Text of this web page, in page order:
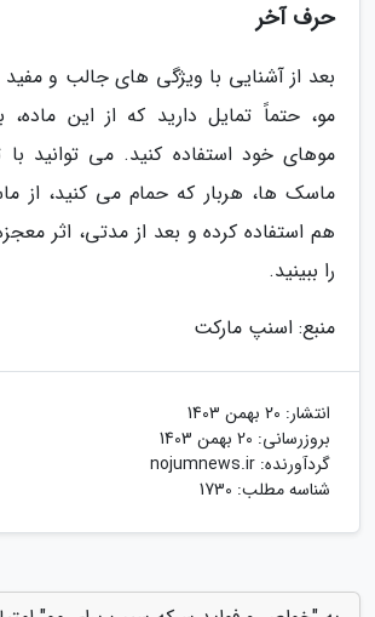
حرف آخر
بعد از آشنایی با ویژگی های جالب و
مو، حتماً تمایل دارید که از این ماده،
موهای خود استفاده کنید. می توانید با
ماسک ها، هربار که حمام می کنید،
هم استفاده کرده و بعد از مدتی، اثر
را ببینید.
منبع: اسنپ مارکت
انتشار: 20 بهمن 1403
بروزرسانی: 20 بهمن 1403
گردآورنده: nojumnews.ir
شناسه مطلب: 1730